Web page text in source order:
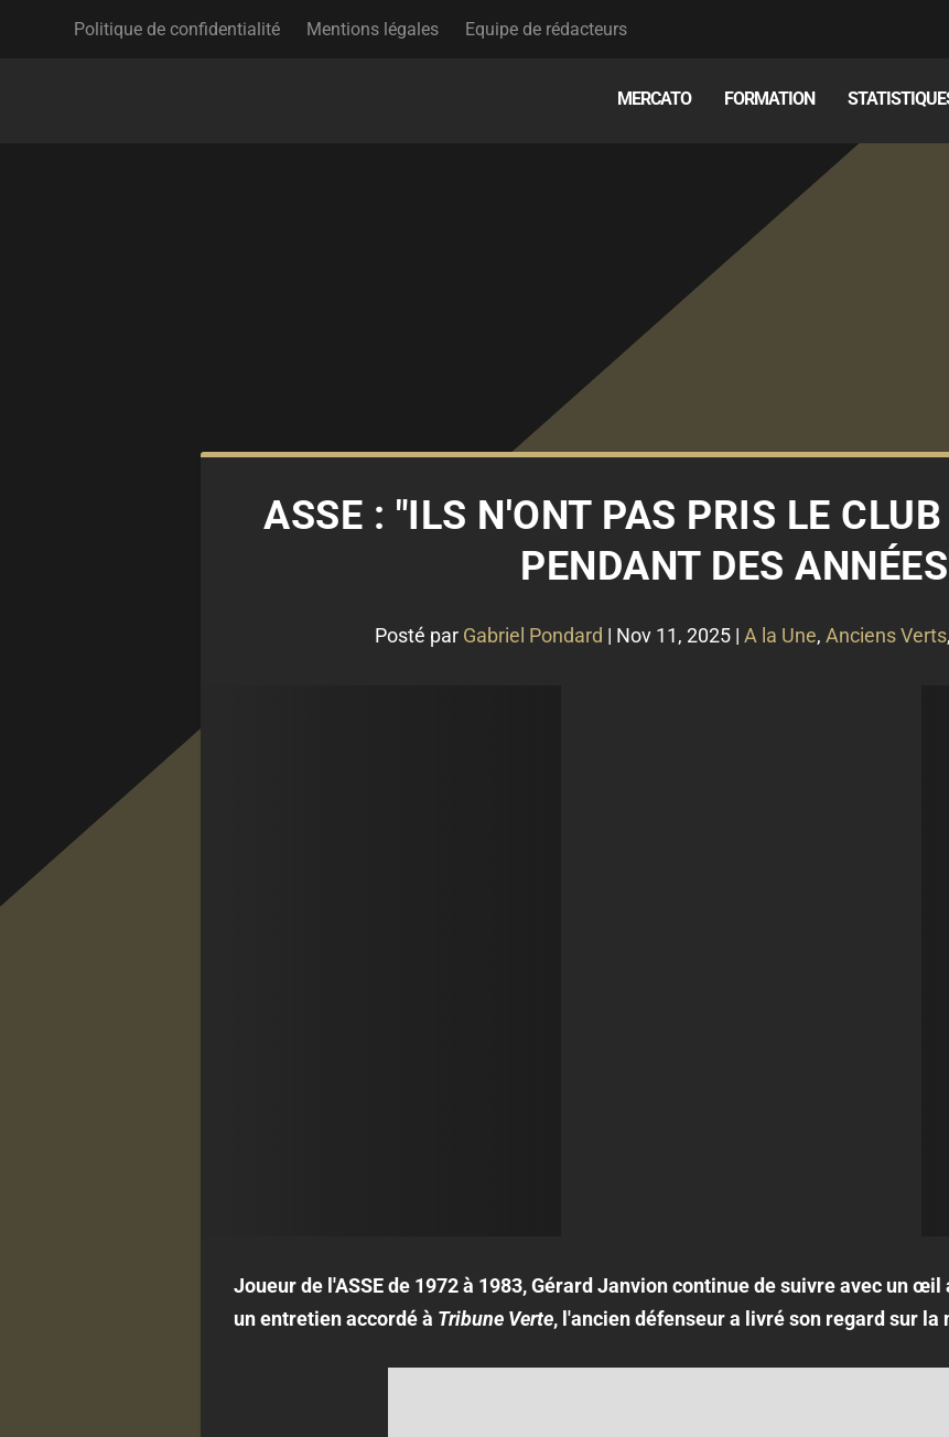
Politique de confidentialité Mentions légales Equipe de rédacteurs
MERCATO FORMATION
ASSE : "ILS N'ONT PAS PRIS LE
PENDANT DES
Posté par Gabriel Pondard | Nov 11, 2025 | A la Une, Anciens Verts,
Joueur de l'ASSE de 1972 à 1983, Gérard Janvion continue de suivre avec un
un entretien accordé à Tribune Verte, l'ancien défenseur a livré son regard sur